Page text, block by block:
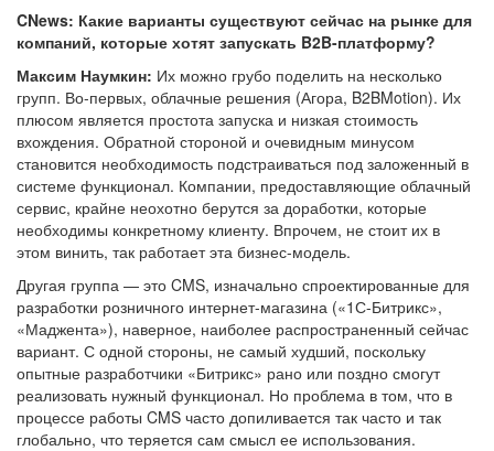
CNews: Какие варианты существуют сейчас на рынке для
компаний, которые хотят запускать B2B-платформу?
Максим Наумкин: Их можно грубо поделить на несколько
групп. Во-первых, облачные решения (Агора, B2BMotion). Их
плюсом является простота запуска и низкая стоимость
вхождения. Обратной стороной и очевидным минусом
становится необходимость подстраиваться под заложенный в
системе функционал. Компании, предоставляющие облачный
сервис, крайне неохотно берутся за доработки, которые
необходимы конкретному клиенту. Впрочем, не стоит их в
этом винить, так работает эта бизнес-модель.
Другая группа — это CMS, изначально спроектированные для
разработки розничного интернет-магазина («1С-Битрикс»,
«Маджента»), наверное, наиболее распространенный сейчас
вариант. С одной стороны, не самый худший, поскольку
опытные разработчики «Битрикс» рано или поздно смогут
реализовать нужный функционал. Но проблема в том, что в
процессе работы CMS часто допиливается так часто и так
глобально, что теряется сам смысл ее использования.